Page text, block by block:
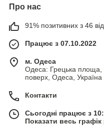
Про нас
91% позитивних з 46
Працює з 07.10.2022
м. Одеса
Одеса: Грецька
поверх, Одеса, Україна
Контакти
Сьогодні працює з
Показати весь